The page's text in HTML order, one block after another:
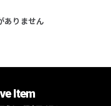
ありません
Item